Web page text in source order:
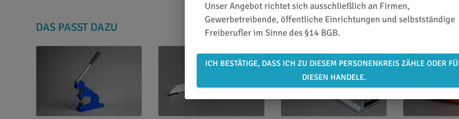
DAS PASST DAZU
Unser Angebot richtet sich ausschließlich an Firmen,
Gewerbetreibende, öffentliche Einrichtungen und selbstständige
Freiberufler im Sinne des §14 BGB.
ICH BESTÄTIGE, DASS ICH ZU DIESEM PERSONENKREIS ZÄHLE ODER
DIESEN HANDELE.